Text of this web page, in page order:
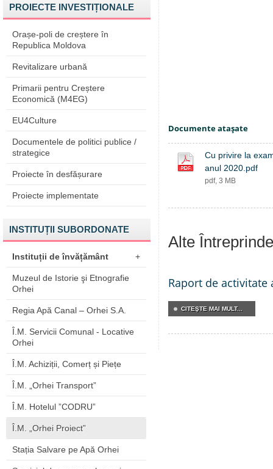
PROIECTE INVESTIȚIONALE
Orașe-poli de creștere în
Republica Moldova
Revitalizare urbană
Primarii pentru Creștere
Economică (M4EG)
EU4Culture
Documentele de politici publice /
strategice
Proiecte în desfășurare
Proiecte implementate
INSTITUȚII SUBORDONATE
Instituții de învățământ +
Muzeul de Istorie şi Etnografie
Orhei
Regia Apă Canal – Orhei S.A.
Î.M. Servicii Comunal - Locative
Orhei
Î.M. Achiziții, Comerț și Piețe
Î.M. „Orhei Transport”
Î.M. Hotelul ”CODRU”
Î.M. „Orhei Proiect”
Stația Salvare pe Apă Orhei
Documente ataşate
Cu privire la
anul 2020.pdf
pdf, 3 MB
Alte
Raport de
CITEŞTE MAI MULT...